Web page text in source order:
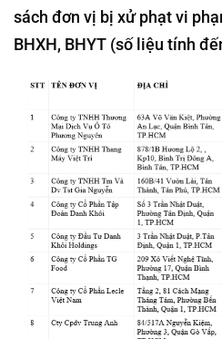
sách đơn vị bị xử phạt vi
BHXH, BHYT (số liệu tính